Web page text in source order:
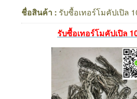
ชื่อสินค้า : รับซื้อเทอร์โมคัปเปิล
รับซื้อเทอร์โมคัปเปิล